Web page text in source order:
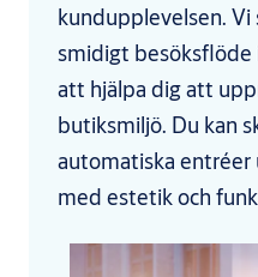
kundupplevelsen.
smidigt
att hjälpa dig att
butiksmiljö. Du kan
automatiska
med estetik och